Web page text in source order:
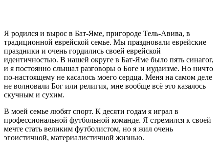
Я родился и вырос в Бат-Яме, пригороде Тель-Авива, в
традиционной еврейской семье. Мы праздновали еврейские
праздники и очень гордились своей еврейской
идентичностью. В нашей округе в Бат-Яме было пять синагог,
и я постоянно слышал разговоры о Боге и иудаизме. Но ничто
по-настоящему не касалось моего сердца. Меня на самом деле
не волновали Бог или религия, мне вообще всё это казалось
скучным и сухим.
В моей семье любят спорт. К десяти годам я играл в
профессиональной футбольной команде. Я стремился к своей
мечте стать великим футболистом, но я жил очень
эгоистичной, материалистичной жизнью.